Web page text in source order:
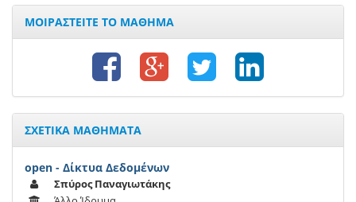
ΜΟΙΡΑΣΤΕΙΤΕ ΤΟ ΜΑΘΗΜΑ
ΣΧΕΤΙΚΑ ΜΑΘΗΜΑΤΑ
open - Δίκτυα Δεδομένων
Σπύρος Παναγιωτάκης